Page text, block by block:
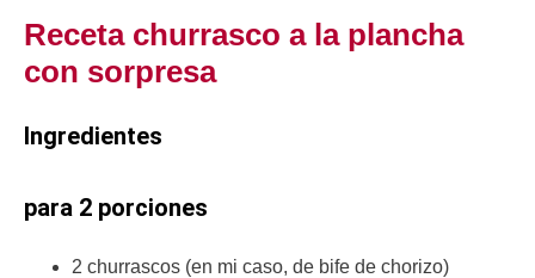
Receta churrasco a la plancha
con sorpresa
Ingredientes
para 2 porciones
2 churrascos (en mi caso, de bife de chorizo)